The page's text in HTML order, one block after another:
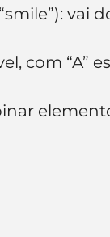
vai
com “A”